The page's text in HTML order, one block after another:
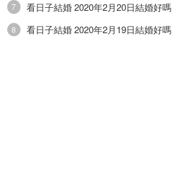
7 看日子結婚 2020年2月20日結婚好嗎
8 看日子結婚 2020年2月19日結婚好嗎